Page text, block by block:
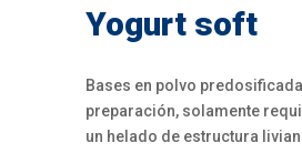
Yogurt soft
Bases en polvo
preparación, solamente
un helado de estructura